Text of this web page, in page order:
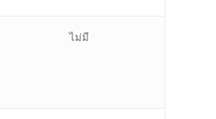
ไม่มี